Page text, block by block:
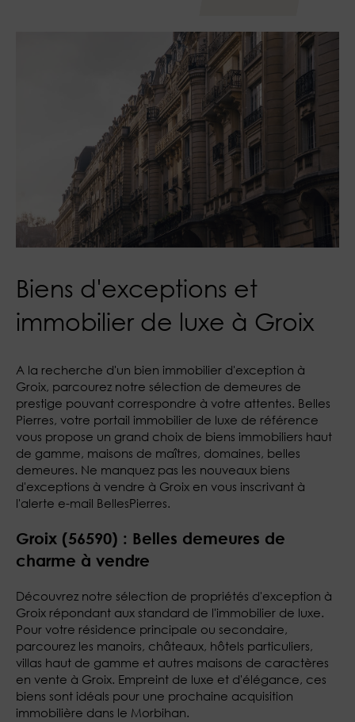
Biens d'exceptions et
immobilier de luxe à Groix
A la recherche d'un bien immobilier d'exception à
Groix, parcourez notre sélection de demeures de
prestige pouvant correspondre à votre attentes. Belles
Pierres, votre portail immobilier de luxe de référence
vous propose un grand choix de biens immobiliers haut
de gamme, maisons de maîtres, domaines, belles
demeures. Ne manquez pas les nouveaux biens
d'exceptions à vendre à Groix en vous inscrivant à
l'alerte e-mail BellesPierres.
Groix (56590) : Belles demeures de
charme à vendre
Découvrez notre sélection de propriétés d'exception à
Groix répondant aux standard de l'immobilier de luxe.
Pour votre résidence principale ou secondaire,
parcourez les manoirs, châteaux, hôtels particuliers,
villas haut de gamme et autres maisons de caractères
en vente à Groix. Empreint de luxe et d'élégance, ces
biens sont idéals pour une prochaine acquisition
immobilière dans le Morbihan.